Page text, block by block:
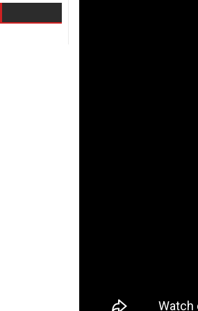
Sihina Song Lyrics - සිහින ගීතයේ පද පෙළ